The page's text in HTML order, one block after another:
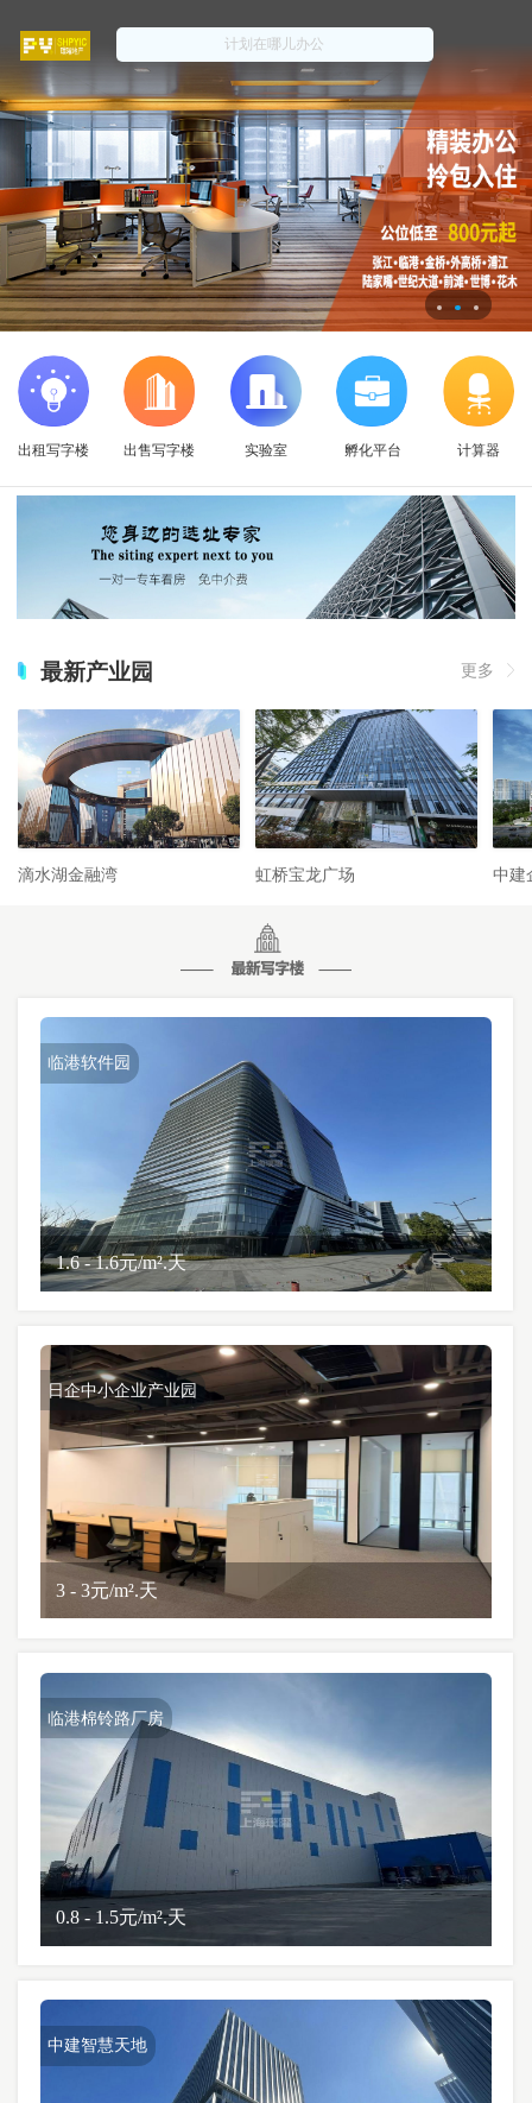
出租写字楼 出售写字楼 实验室 孵化平台 计算器
最新产业园 更多
滴水湖金融湾 虹桥宝龙广场 中建
临港软件园
1.6 - 1.6元/m².天
日企中小企业产业园
3 - 3元/m².天
临港棉铃路厂房
0.8 - 1.5元/m².天
中建智慧天地